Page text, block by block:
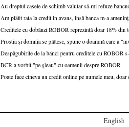
Au dreptul casele de schimb valutar să-mi refuze
Am plătit rata la credit în avans, însă banca m-a
Creditele cu dobânzi ROBOR reprezintă doar 18%
Prostia și domnia se plătesc, spune o doamnă care a
Despăgubirile de la bănci pentru creditele cu ROBOR
BCR a vorbit "pe șleau" cu oamenii despre ROBOR
Poate face cineva un credit online pe numele meu, doar
English